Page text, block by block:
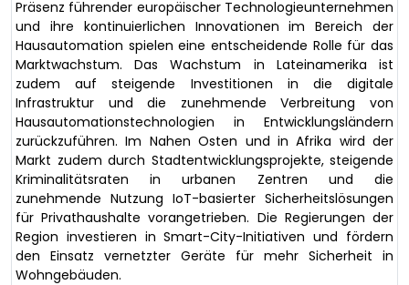
Präsenz führender europäischer Technologieunternehmen
und ihre kontinuierlichen Innovationen im Bereich der
Hausautomation spielen eine entscheidende Rolle für das
Marktwachstum. Das Wachstum in Lateinamerika ist
zudem auf steigende Investitionen in die digitale
Infrastruktur und die zunehmende Verbreitung von
Hausautomationstechnologien in Entwicklungsländern
zurückzuführen. Im Nahen Osten und in Afrika wird der
Markt zudem durch Stadtentwicklungsprojekte, steigende
Kriminalitätsraten in urbanen Zentren und die
zunehmende Nutzung IoT-basierter Sicherheitslösungen
für Privathaushalte vorangetrieben. Die Regierungen der
Region investieren in Smart-City-Initiativen und fördern
den Einsatz vernetzter Geräte für mehr Sicherheit in
Wohngebäuden.